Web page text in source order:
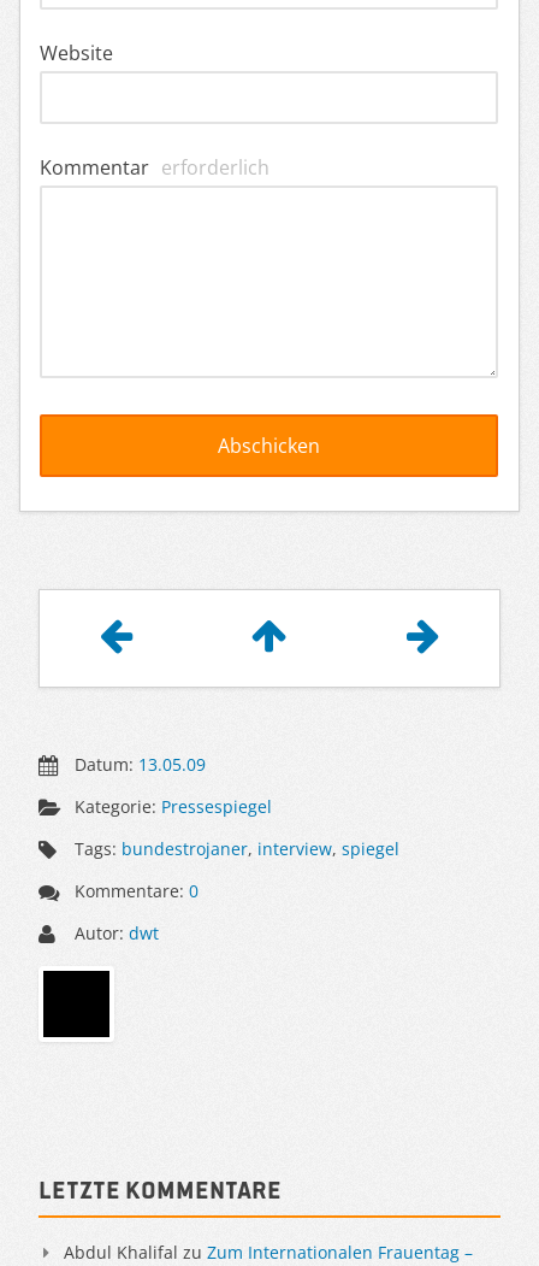
Website
Kommentar erforderlich
Datum: 13.05.09
Kategorie: Pressespiegel
Tags: bundestrojaner, interview,spiegel
Kommentare:0
Autor:dwt
Sidebar
Letzte Kommentare
Abdul Khalifal zu Zum Internationalen Frauentag –